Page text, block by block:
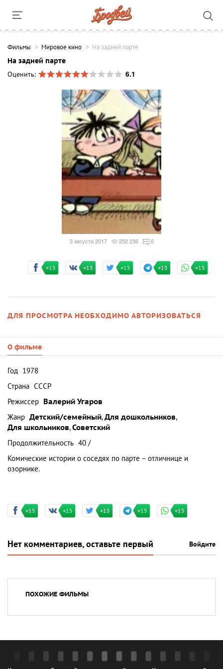
Фильмы Мировое кино На задней парте
На задней парте
Оценить:
6.1
3 августа 2017 252 236 0
+15 +15 +15 +15 +15
ДЛЯ ПРОСМОТРА НЕОБХОДИМО АВТОРИЗОВАТЬСЯ
О фильме
Год 1978
Страна СССР
Режиссер Валерий Угаров
Жанр Детский/семейный,Для дошкольников,
Для школьников,Советский
Продолжительность 40 /
Комические истории о соседях по парте – отличнице и
озорнике.
+15 +15 +15 +15 +15
Нет комментариев, оставьте первый Войдите
ПОХОЖИЕ ФИЛЬМЫ